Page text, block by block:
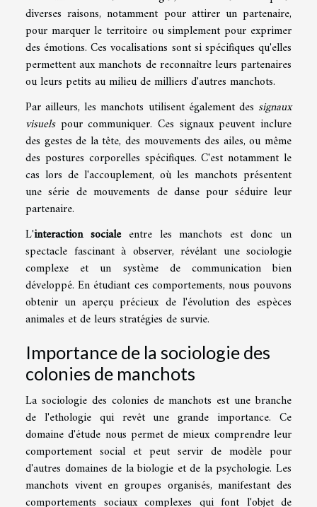
diverses raisons, notamment pour attirer un partenaire,
pour marquer le territoire ou simplement pour exprimer
des émotions. Ces vocalisations sont si spécifiques qu'elles
permettent aux manchots de reconnaître leurs partenaires
ou leurs petits au milieu de milliers d'autres manchots.
Par ailleurs, les manchots utilisent également des signaux
visuelspour communiquer. Ces signaux peuvent inclure
des gestes de la tête, des mouvements des ailes, ou même
des postures corporelles spécifiques. C'est notamment le
cas lors de l'accouplement, où les manchots présentent
une série de mouvements de danse pour séduire leur
partenaire.
L'interaction socialeentre les manchots est donc un
spectacle fascinant à observer, révélant une sociologie
complexe et un système de communication bien
développé. En étudiant ces comportements, nous pouvons
obtenir un aperçu précieux de l'évolution des espèces
animales et de leurs stratégies de survie.
Importance de la sociologie des
colonies de manchots
La sociologie des colonies de manchots est une branche
de l'ethologie qui revêt une grande importance. Ce
domaine d'étude nous permet de mieux comprendre leur
comportement social et peut servir de modèle pour
d'autres domaines de la biologie et de la psychologie. Les
manchots vivent en groupes organisés, manifestant des
comportements sociaux complexes qui font l'objet de